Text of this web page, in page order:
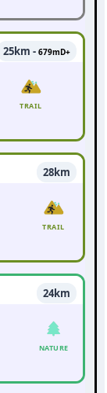
25km - 679mD+
TRAIL
28km
TRAIL
24km
NATURE